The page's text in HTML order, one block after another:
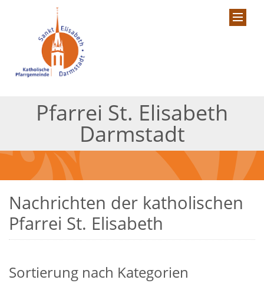
Pfarrei St. Elisabeth
Darmstadt
Nachrichten der katholischen
Pfarrei St. Elisabeth
Sortierung nach Kategorien